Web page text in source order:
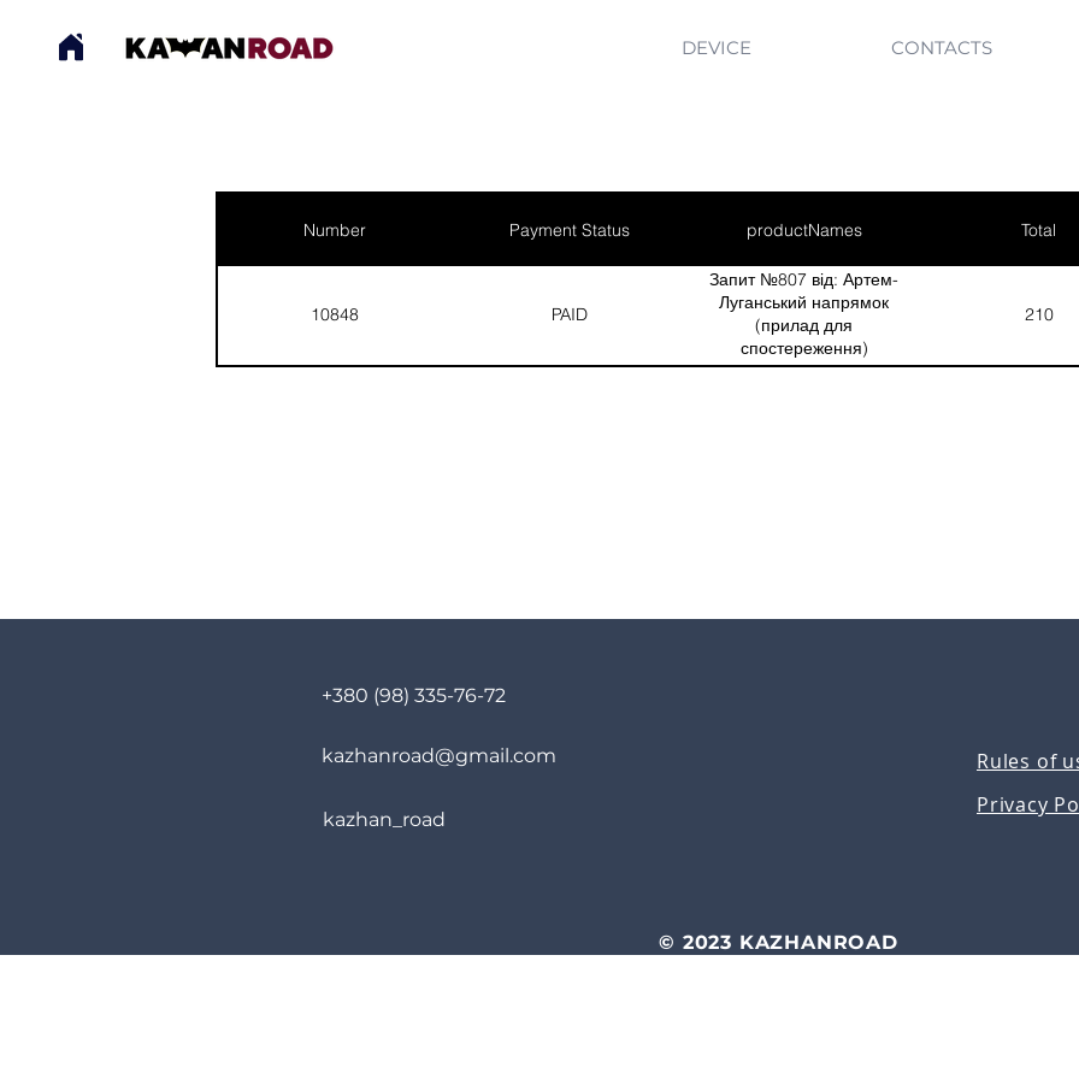
DEVICE CONTACTS
Number Payment Status productNames Total
10848 PAID
Запит №807 від: Артем-
Луганський напрямок
(прилад для
спостереження)
(Кількість(Quantity): 2)
210
+380 (98) 335-76-72
kazhanroad@gmail.com
kazhan_road
Rules of
Privacy
© 2023 KAZHANROAD